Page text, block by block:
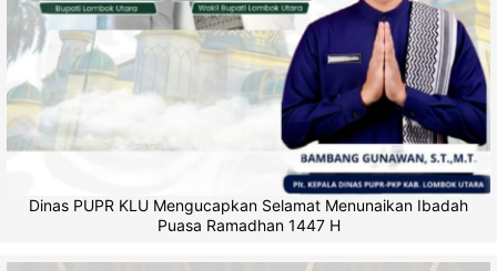
Dinas PUPR KLU Mengucapkan Selamat Menunaikan Ibadah
Puasa Ramadhan 1447 H